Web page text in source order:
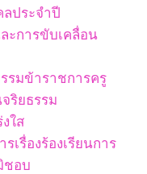
ประจำปี
ะการขับเคลื่อน
รมข้าราชการครู
ริยธรรม
ใส
เรื่องร้องเรียนการ
ชอบ